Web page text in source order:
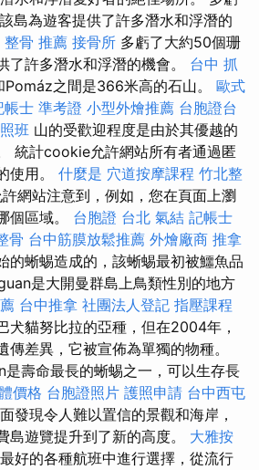
島為遊客提供了許多潛水和浮潛的
整骨 推薦 接骨所 多虧了大約50個珊
了許多潛水和浮潛的機會。 台中 抓
之間是366米高的石山。 歐式
帳士 準考證 小型外燴推薦 台胞證台
班 山的受歡迎程度是由於其優越的
統計cookie允許網站所有者通過匿
使用。 什麼是 穴道按摩課程 竹北整
網站注意到，例如，您在頁面上瀏
個區域。 台胞證 台北 氣結 記帳士
骨 台中筋膜放鬆推薦 外燴廠商 推拿
的蜥蜴造成的，該蜥蜴最初被鱷魚品
是大開曼群島上鳥類性別的地方
台中推拿 社團法人登記 指壓課程
犬貓努比拉的亞種，但在2004年，
傳差異，它被宣佈為單獨的物種。
是壽命最長的蜥蜴之一，可以生存長
價格 台胞證照片 護照申請 台中西屯
發現令人難以置信的景觀和海岸，
島遊覽提升到了新的高度。 大雅按
好的各種航班中進行選擇，從流行